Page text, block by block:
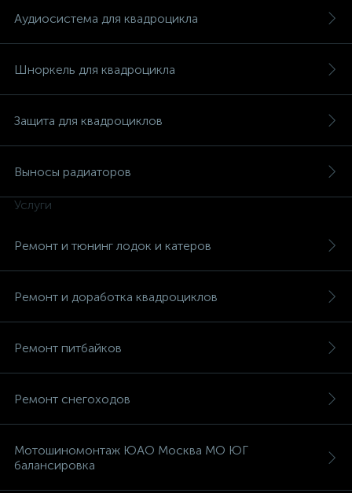
Аудиосистема для квадроцикла
Шноркель для квадроцикла
Защита для квадроциклов
Выносы радиаторов
Услуги
Ремонт и тюнинг лодок и катеров
Ремонт и доработка квадроциклов
Ремонт питбайков
Ремонт снегоходов
Мотошиномонтаж ЮАО Москва МО ЮГ
балансировка